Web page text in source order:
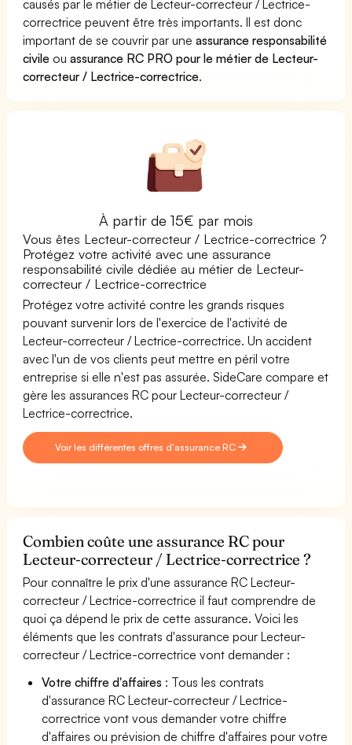
causés par le métier de Lecteur-correcteur / Lectrice-
correctrice peuvent être très importants. Il est donc
important de se couvrir par uneassurance responsabilité
civile ouassurance RC PRO pour le métier de Lecteur-
correcteur / Lectrice-correctrice.
À partir de 15€ par mois
Vous êtes Lecteur-correcteur / Lectrice-correctrice ?
Protégez votre activité avec une assurance
responsabilité civile dédiée au métier de Lecteur-
correcteur / Lectrice-correctrice
Protégez votre activité contre les grands risques
pouvant survenir lors de l'exercice de l'activité de
Lecteur-correcteur / Lectrice-correctrice. Un accident
avec l'un de vos clients peut mettre en péril votre
entreprise si elle n'est pas assurée. SideCare compare et
gère les assurances RC pour Lecteur-correcteur /
Lectrice-correctrice.
Voir les différentes offres d'assurance RC
Combien coûte une assurance RC pour
Lecteur-correcteur / Lectrice-correctrice ?
Pour connaître le prix d'une assurance RC Lecteur-
correcteur / Lectrice-correctrice il faut comprendre de
quoi ça dépend le prix de cette assurance. Voici les
éléments que les contrats d'assurance pour Lecteur-
correcteur / Lectrice-correctrice vont demander :
Votre chiffre d'affaires : Tous les contrats
d'assurance RC Lecteur-correcteur / Lectrice-
correctrice vont vous demander votre chiffre
d'affaires ou prévision de chiffre d'affaires pour votre